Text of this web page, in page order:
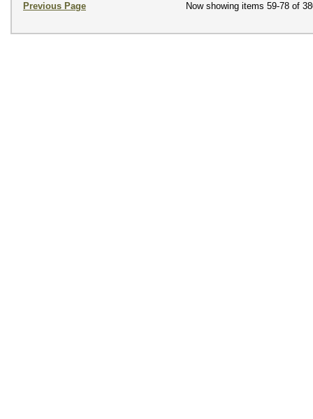
Previous Page Now showing items 59-78 of